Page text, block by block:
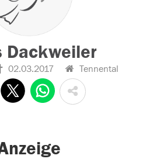
Dackweiler
02.03.2017 Tennental